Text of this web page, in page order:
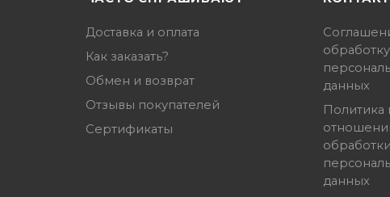
Доставка и оплата
Как заказать?
Обмен и возврат
Отзывы покупателей
Сертификаты
обработку
данных
Политика
данных